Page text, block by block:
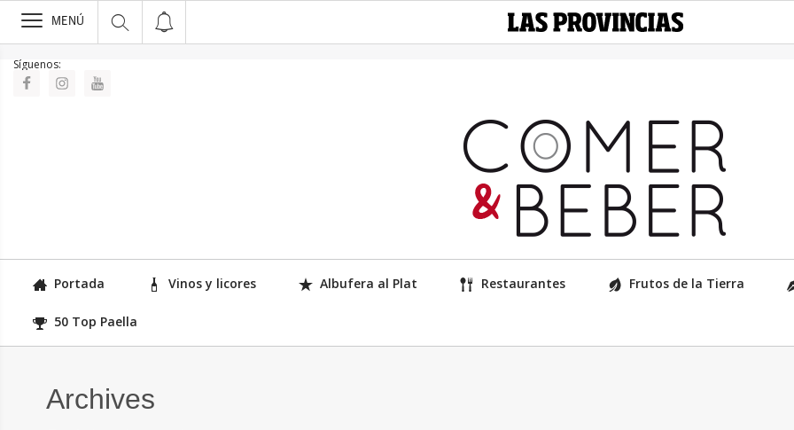
>
MENÚ
Síguenos:
Portada Vinos y licores Albufera al Plat Restaurantes Frutos de la Tierra
50 Top Paella
Archives